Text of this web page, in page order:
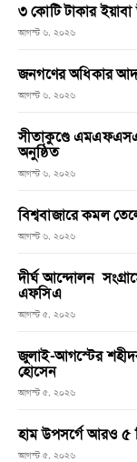
৩ কোটি টাকার ইয়াবা
আগস্ট ৬, ২০২৬
জনগণের অধিকার
আগস্ট ৬, ২০২৬
সীতাকুণ্ডে
অনুষ্ঠিত
আগস্ট ৬, ২০২৬
বিশ্ববাজারে কমল
আগস্ট ৬, ২০২৬
দীর্ঘ আন্দোলন
এফসিএ
আগস্ট ৫, ২০২৬
জুলাই-আগস্টের
হোসেন
আগস্ট ৫, ২০২৬
হাম উপসর্গে আরও ৫
আগস্ট ৫, ২০২৬